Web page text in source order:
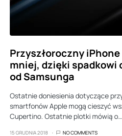
Przyszłoroczny
mniej, dzięki spadkowi
od Samsunga
Ostatnie doniesienia dotyczące
smartfonów Apple mogą cieszyć
Cupertino. Ostatnie plotki mówią o…
15 GRUDNIA 2018 NO COMMENTS